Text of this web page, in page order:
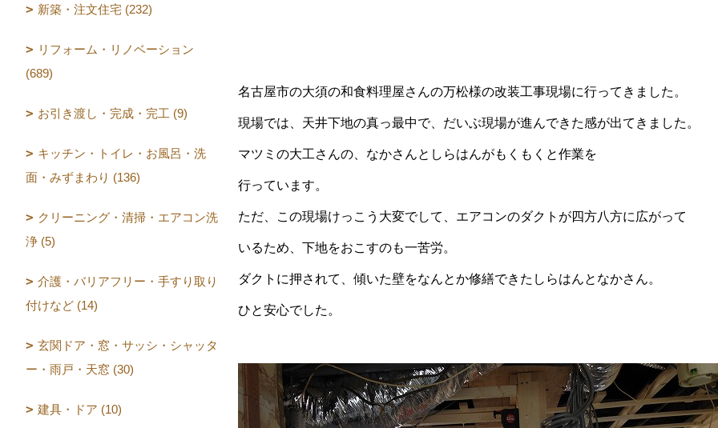
名古屋市の大須の和食料理屋さんの万松様の改装工事現場に行ってきました。
現場では、天井下地の真っ最中で、だいぶ現場が進んできた感が出てきました。
マツミの大工さんの、なかさんとしらはんがもくもくと作業を
行っています。
ただ、この現場けっこう大変でして、エアコンのダクトが四方八方に広がって
いるため、下地をおこすのも一苦労。
ダクトに押されて、傾いた壁をなんとか修繕できたしらはんとなかさん。
ひと安心でした。
新築・注文住宅 (232)
リフォーム・リノベーション
(689)
お引き渡し・完成・完工 (9)
キッチン・トイレ・お風呂・洗
面・みずまわり (136)
クリーニング・清掃・エアコン洗
浄 (5)
介護・バリアフリー・手すり取り
付けなど (14)
玄関ドア・窓・サッシ・シャッタ
ー・雨戸・天窓 (30)
建具・ドア (10)